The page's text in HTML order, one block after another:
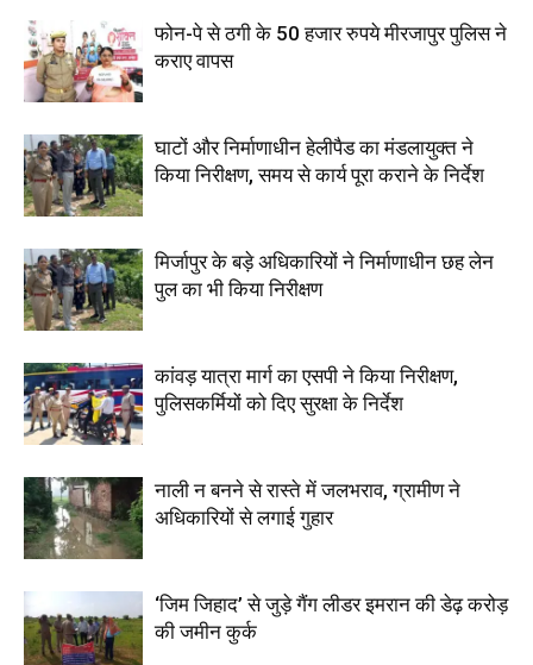
फोन-पे से ठगी के 50 हजार रुपये मीरजापुर पुलिस ने
कराए वापस
घाटों और निर्माणाधीन हेलीपैड का मंडलायुक्त ने
किया निरीक्षण, समय से कार्य पूरा कराने के निर्देश
मिर्जापुर के बड़े अधिकारियों ने निर्माणाधीन छह लेन
पुल का भी किया निरीक्षण
कांवड़ यात्रा मार्ग का एसपी ने किया निरीक्षण,
पुलिसकर्मियों को दिए सुरक्षा के निर्देश
नाली न बनने से रास्ते में जलभराव, ग्रामीण ने
अधिकारियों से लगाई गुहार
‘जिम जिहाद’ से जुड़े गैंग लीडर इमरान की डेढ़ करोड़
की जमीन कुर्क